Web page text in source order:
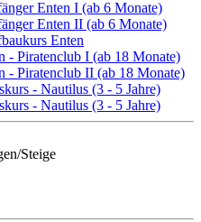
Enten I (ab 6 Monate)
Enten II (ab 6 Monate)
Enten
- Piratenclub I (ab 18 Monate)
- Piratenclub II (ab 18 Monate)
- Nautilus (3 - 5 Jahre)
- Nautilus (3 - 5 Jahre)
Steige